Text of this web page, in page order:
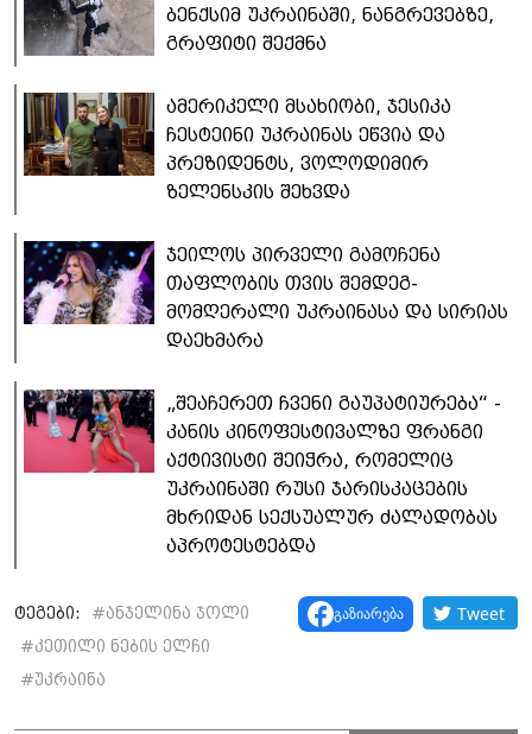
ბენქსიმ უკრაინაში, ნანგრევებზე,
გრაფიტი შექმნა
ამერიკელი მსახიობი, ჯესიკა
ჩესტეინი უკრაინას ეწვია და
პრეზიდენტს, ვოლოდიმირ
ზელენსკის შეხვდა
ჯეილოს პირველი გამოჩენა
თაფლობის თვის შემდეგ-
მომღერალი უკრაინასა და სირიას
დაეხმარა
„შეაჩერეთ ჩვენი გაუპატიურება“ -
კანის კინოფესტივალზე ფრანგი
აქტივისტი შეიჭრა, რომელიც
უკრაინაში რუსი ჯარისკაცების
მხრიდან სექსუალურ ძალადობას
აპროტესტებდა
ტეგები: #ანჯელინა ჯოლი
#კეთილი ნების ელჩი
#უკრაინა
გაზიარება Tweet